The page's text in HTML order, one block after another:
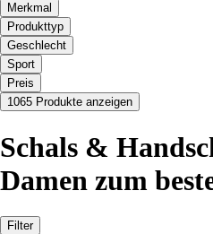
Merkmal
Produkttyp
Geschlecht
Sport
Preis
1065 Produkte anzeigen
Schals &
Damen zum
Filter